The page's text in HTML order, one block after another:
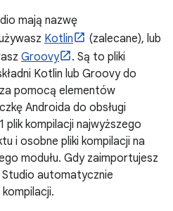
mają nazwę
Kotlin (zalecane), lub
Groovy
. Są to pliki
Kotlin lub Groovy do
pomocą elementów
Androida do obsługi
plik kompilacji najwyższego
i osobne pliki kompilacji na
modułu. Gdy zaimportujesz
automatycznie